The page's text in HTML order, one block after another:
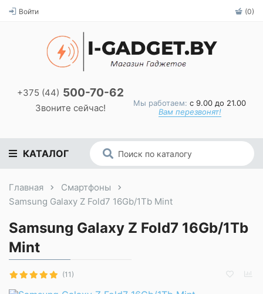
Войти (0)
+375 (44) 500-70-62
Звоните сейчас! Мы работаем: с 9.00 до 21.00
Вам перезвонят!
КАТАЛОГ
Главная
Смартфоны
Samsung Galaxy Z Fold7 16Gb/1Tb Mint
Samsung Galaxy Z Fold7 16Gb/1Tb
Mint
(11)